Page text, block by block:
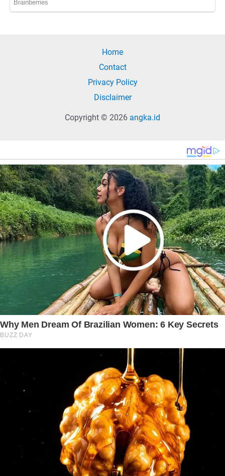
Home
Contact
Privacy Policy
Disclaimer
Copyright © 2026 angka.id